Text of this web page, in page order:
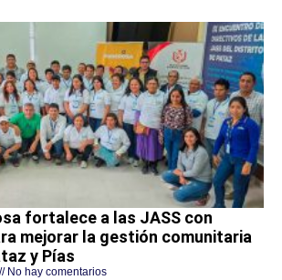
fortalece a las JASS con
mejorar la gestión comunitaria
y Pías
No hay comentarios